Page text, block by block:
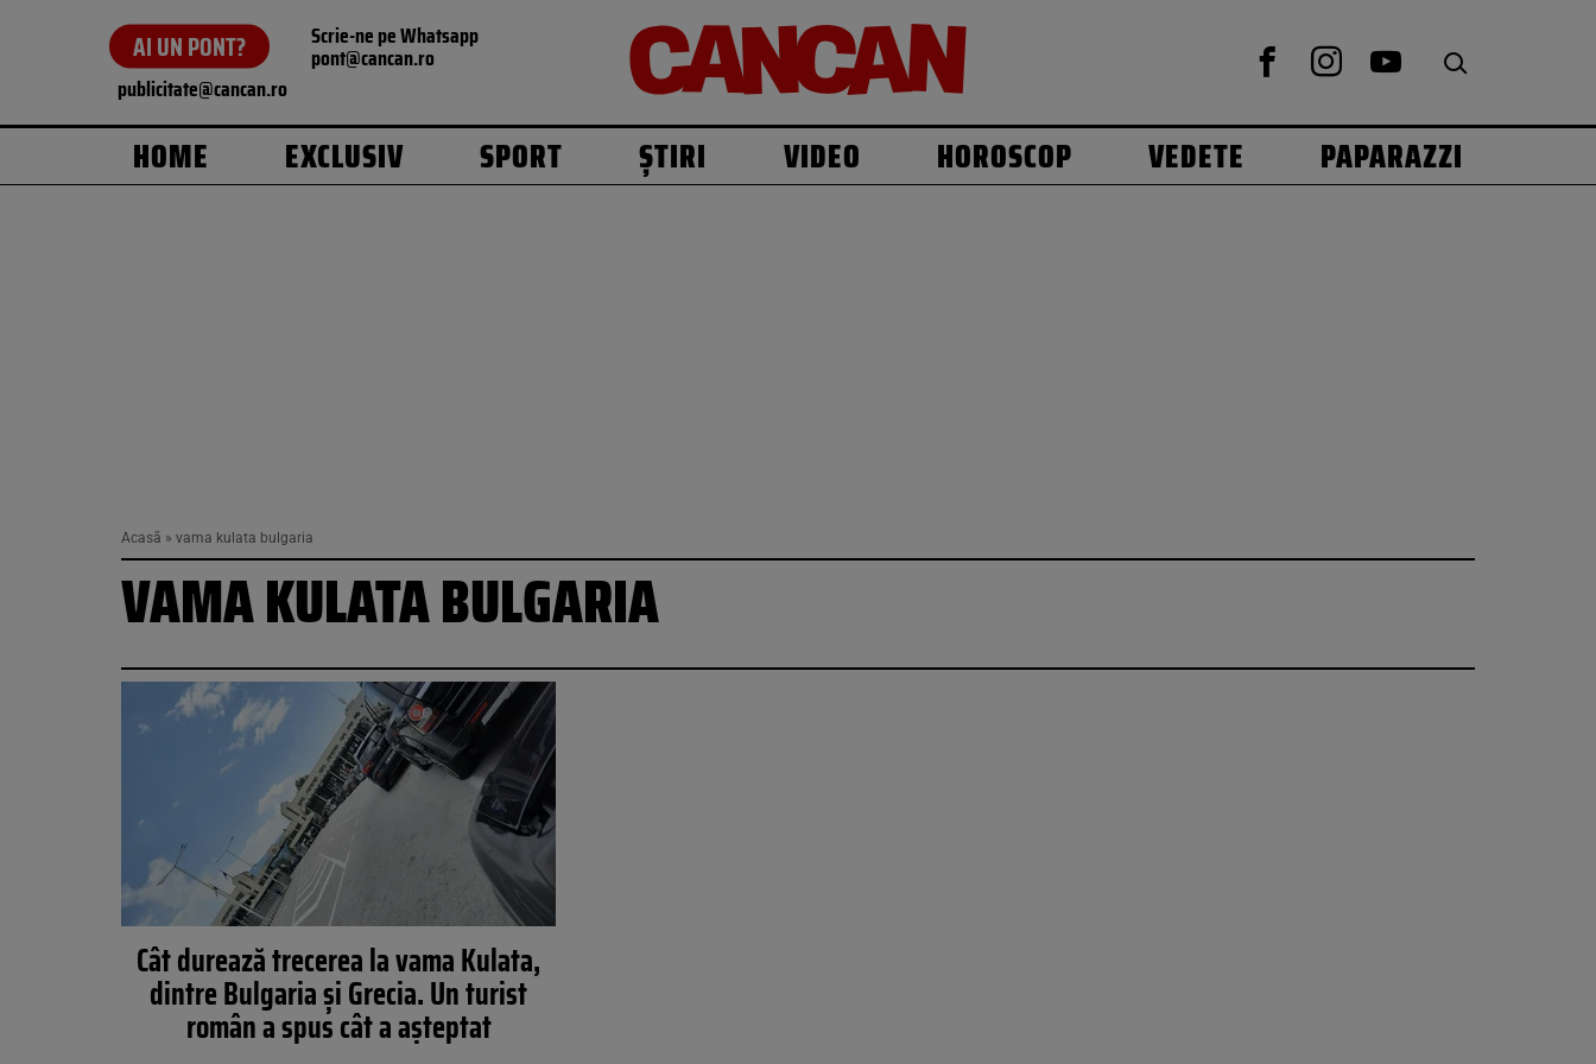
AI UN PONT? Scrie-ne pe Whatsapp
pont@cancan.ro
publicitate@cancan.ro
HOME EXCLUSIV SPORT ȘTIRI VIDEO HOROSCOP VEDETE PAPARAZZI
Acasă » vama kulata bulgaria
VAMA KULATA BULGARIA
Cât durează trecerea la vama Kulata,
dintre Bulgaria și Grecia. Un turist
român a spus cât a așteptat